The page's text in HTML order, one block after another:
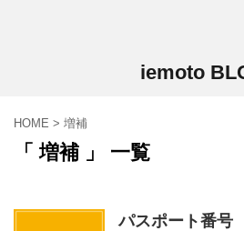
iemoto
HOME > 増補
「 増補 」 一覧
パスポート番号